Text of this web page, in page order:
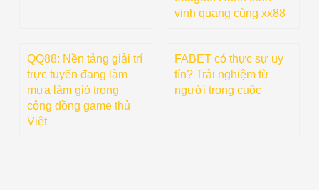
vinh quang cùng xx88
QQ88: Nền tảng giải trí
trực tuyến đang làm
mưa làm gió trong
cộng đồng game thủ
Việt
FABET có thực sự uy
tín? Trải nghiệm từ
người trong cuộc